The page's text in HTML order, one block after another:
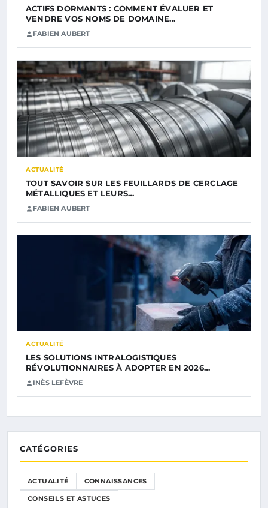
ACTIFS DORMANTS : COMMENT ÉVALUER ET
VENDRE VOS NOMS DE DOMAINE…
FABIEN AUBERT
ACTUALITÉ
TOUT SAVOIR SUR LES FEUILLARDS DE CERCLAGE
MÉTALLIQUES ET LEURS…
FABIEN AUBERT
ACTUALITÉ
LES SOLUTIONS INTRALOGISTIQUES
RÉVOLUTIONNAIRES À ADOPTER EN 2026…
INÈS LEFÈVRE
CATÉGORIES
ACTUALITÉ CONNAISSANCES
CONSEILS ET ASTUCES